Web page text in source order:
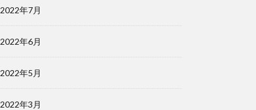
2022年7月
2022年6月
2022年5月
2022年3月